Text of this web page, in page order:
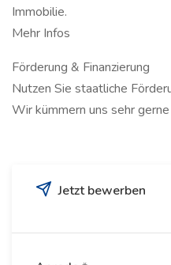
Immobilie.
Mehr Infos
Förderung & Finanzierung
Nutzen Sie staatliche
Wir kümmern uns sehr
Jetzt bewerben